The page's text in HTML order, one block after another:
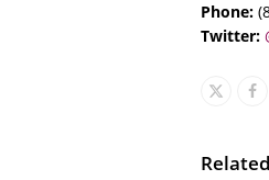
Phone:
Twitter:
X